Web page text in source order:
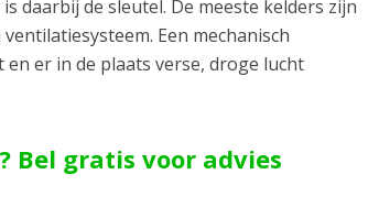
daarbij de sleutel. De meeste kelders zijn
Een mechanisch
er in de plaats verse, droge lucht
Bel gratis voor advies